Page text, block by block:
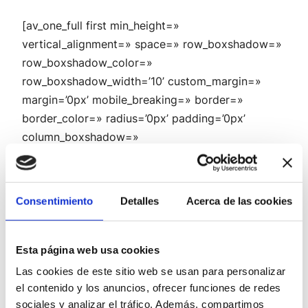
Consentimiento Detalles Acerca de las cookies
Esta página web usa cookies
Las cookies de este sitio web se usan para personalizar
el contenido y los anuncios, ofrecer funciones de redes
sociales y analizar el tráfico. Además, compartimos
[av_one_full first min_height=»
vertical_alignment=» space=» row_boxshadow=»
row_boxshadow_color=»
row_boxshadow_width=’10’ custom_margin=»
margin=’0px’ mobile_breaking=» border=»
border_color=» radius=’0px’ padding=’0px’
column_boxshadow=»
column_boxshadow_color=»
column_boxshadow_width=’10’
background_gradient_direction=’vertical’ src=»
background_position=’top left’
background_repeat=’no-repeat’ highlight=»
highlight_size=» animation=» link=» linktarget=»